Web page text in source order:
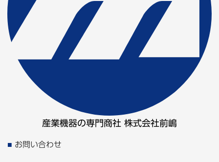
産業機器の専門商社 株式会社前嶋
お問い合わせ